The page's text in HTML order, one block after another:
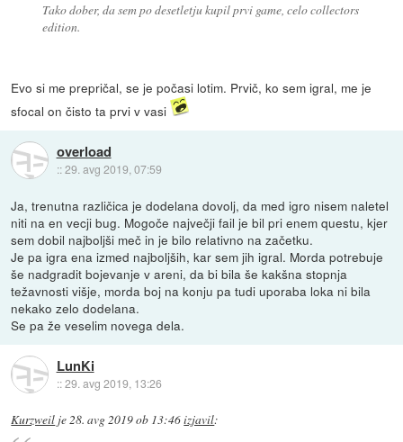
Tako dober, da sem po desetletju kupil prvi game, celo collectors
edition.
Evo si me prepričal, se je počasi lotim. Prvič, ko sem igral, me je
sfocal on čisto ta prvi v vasi
overload
::29. avg 2019, 07:59
Ja, trenutna različica je dodelana dovolj, da med igro nisem naletel
niti na en vecji bug. Mogoče največji fail je bil pri enem questu, kjer
sem dobil najboljši meč in je bilo relativno na začetku.
Je pa igra ena izmed najboljših, kar sem jih igral. Morda potrebuje
še nadgradit bojevanje v areni, da bi bila še kakšna stopnja
težavnosti višje, morda boj na konju pa tudi uporaba loka ni bila
nekako zelo dodelana.
Se pa že veselim novega dela.
LunKi
::29. avg 2019, 13:26
Kurzweil je 28. avg 2019 ob 13:46izjavil: